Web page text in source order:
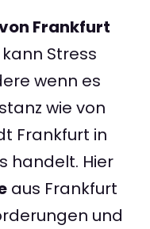
Frankfurt
kann Stress
wenn es
wie von
Frankfurt in
handelt. Hier
aus Frankfurt
und